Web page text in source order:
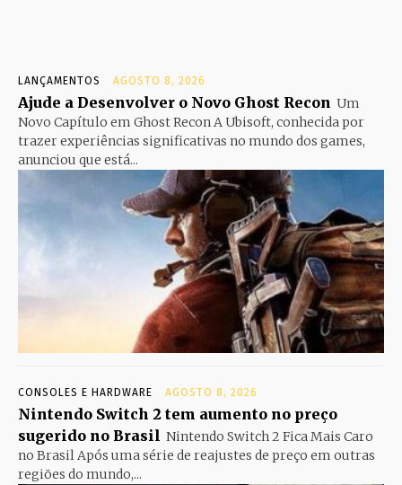
LANÇAMENTOS AGOSTO 8, 2026
Ajude a Desenvolver o Novo Ghost Recon Um
Novo Capítulo em Ghost Recon A Ubisoft, conhecida por
trazer experiências significativas no mundo dos games,
anunciou que está...
CONSOLES E HARDWARE AGOSTO 8, 2026
Nintendo Switch 2 tem aumento no preço
sugerido no Brasil Nintendo Switch 2 Fica Mais Caro
no Brasil Após uma série de reajustes de preço em outras
regiões do mundo,...